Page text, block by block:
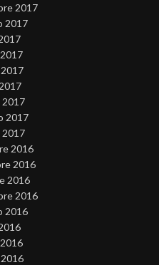
2017
2017
2017
2017
2017
2016
2016
2016
2016
2016